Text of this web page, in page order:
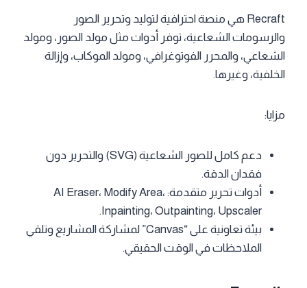
Recraft هي منصة احترافية لتوليد وتحرير الصور
والرسومات الشعاعية، توفر أدوات مثل مولد الصور، ومولد
الشعاعي، والمحرر الفوتوغرافي، ومولد الموكاب، وإزالة
الخلفية، وغيرها.
مزايا:
دعم كامل للصور الشعاعية (SVG) والتحرير دون
فقدان الدقة.
أدوات تحرير متقدمة: AI Eraser، Modify Area،
Inpainting، Outpainting، Upscaler.
بيئة تعاونية على “Canvas” لمشاركة المشاريع وتلقي
الملاحظات في الوقت الحقيقي.